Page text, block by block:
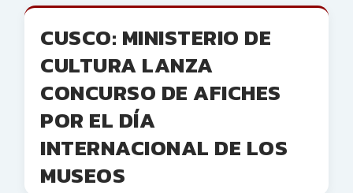
CUSCO: MINISTERIO DE
CULTURA LANZA
CONCURSO DE AFICHES
POR EL DÍA
INTERNACIONAL DE LOS
MUSEOS